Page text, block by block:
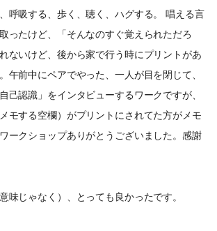
呼吸する、歩く、聴く、ハグする。 唱える言
ったけど、「そんなのすぐ覚えられただろ
ないけど、後から家で行う時にプリントがあ
午前中にペアでやった、一人が目を閉じて、
己認識」をインタビューするワークですが、
モする空欄）がプリントにされてた方がメモ
ークショップありがとうございました。感謝
味じゃなく）、とっても良かったです。